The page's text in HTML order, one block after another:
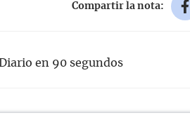
Compartir la nota:
en 90 segundos